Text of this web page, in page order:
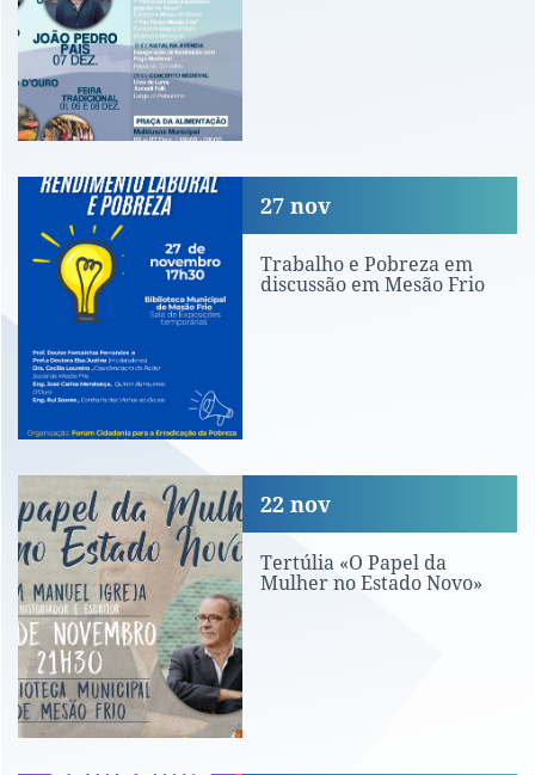
Trabalho e Pobreza em discussão em
Trabalho e Pobreza em
discussão em Mesão Frio
27 nov
Tertúlia «O Papel da Mulher no
Tertúlia «O Papel da
Mulher no Estado Novo»
22 nov